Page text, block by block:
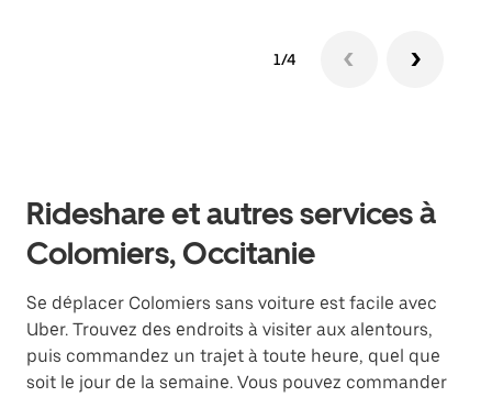
1/4
Rideshare et autres services à
Colomiers, Occitanie
Se déplacer Colomiers sans voiture est facile avec
Uber. Trouvez des endroits à visiter aux alentours,
puis commandez un trajet à toute heure, quel que
soit le jour de la semaine. Vous pouvez commander